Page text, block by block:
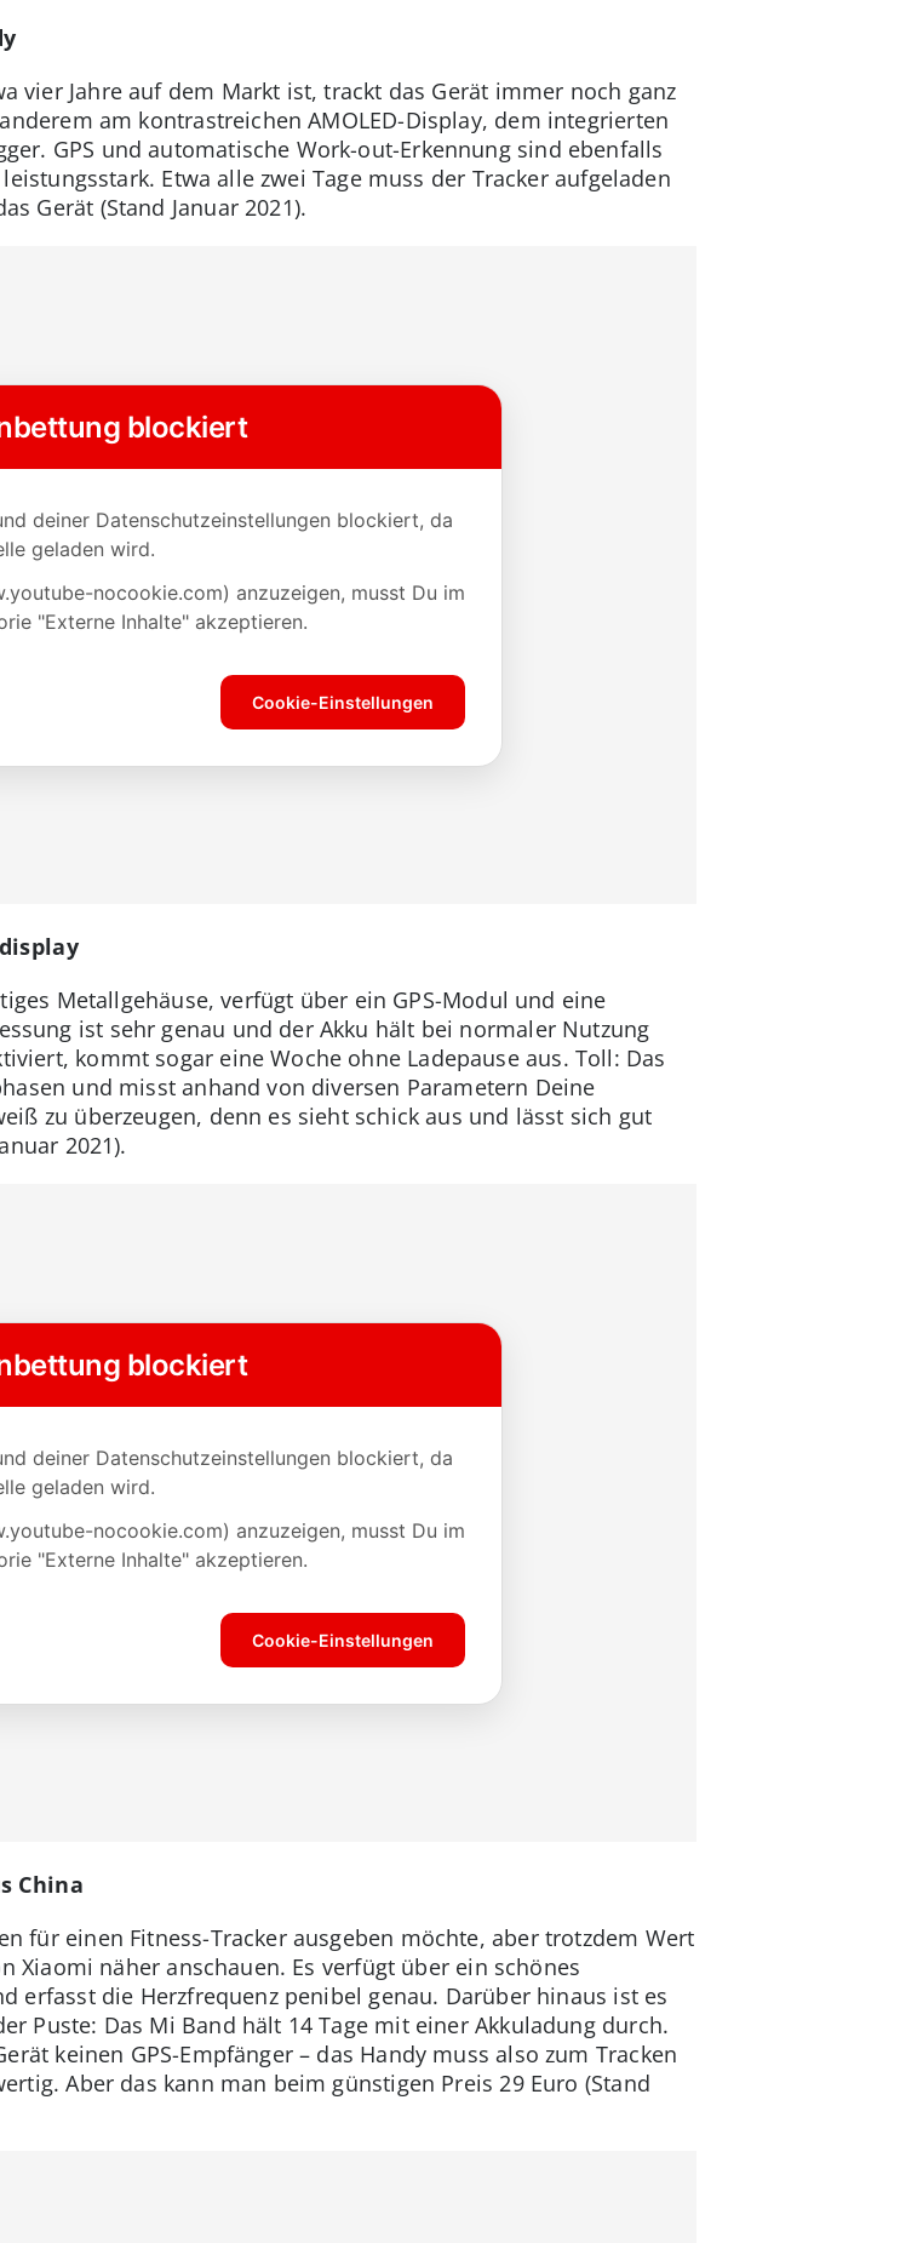
vier Jahre auf dem Markt ist, trackt das Gerät immer noch ganz
am kontrastreichen AMOLED-Display, dem integrierten
GPS und automatische Work-out-Erkennung sind ebenfalls
Etwa alle zwei Tage muss der Tracker aufgeladen
Gerät (Stand Januar 2021).
Metallgehäuse, verfügt über ein GPS-Modul und eine
ist sehr genau und der Akku hält bei normaler Nutzung
kommt sogar eine Woche ohne Ladepause aus. Toll: Das
und misst anhand von diversen Parametern Deine
zu überzeugen, denn es sieht schick aus und lässt sich gut
2021).
China
für einen Fitness-Tracker ausgeben möchte, aber trotzdem Wert
Xiaomi näher anschauen. Es verfügt über ein schönes
erfasst die Herzfrequenz penibel genau. Darüber hinaus ist es
Puste: Das Mi Band hält 14 Tage mit einer Akkuladung durch.
keinen GPS-Empfänger – das Handy muss also zum Tracken
Aber das kann man beim günstigen Preis 29 Euro (Stand